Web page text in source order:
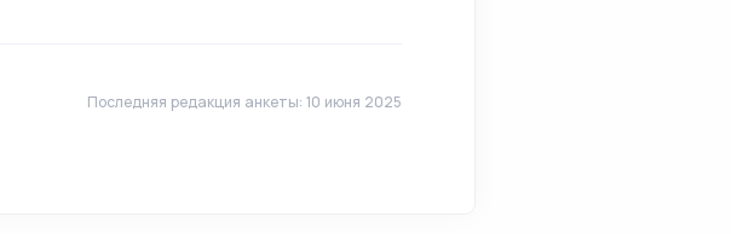
Последняя редакция анкеты: 10 июня 2025